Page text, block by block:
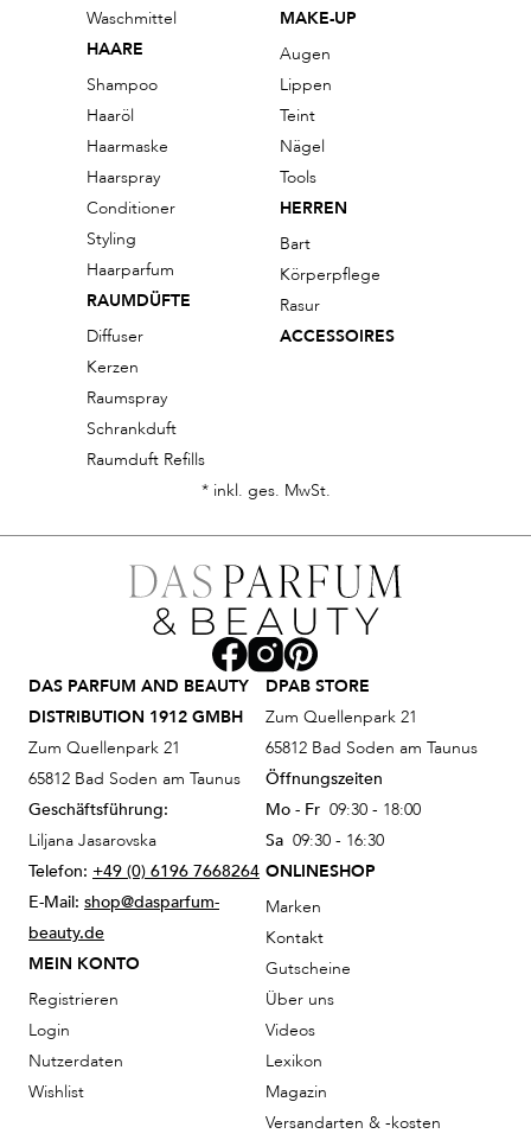
Waschmittel
HAARE
Shampoo
Haaröl
Haarmaske
Haarspray
Conditioner
Styling
Haarparfum
RAUMDÜFTE
Diffuser
Kerzen
Raumspray
Schrankduft
Raumduft Refills
MAKE-UP
Augen
Lippen
Teint
Nägel
Tools
HERREN
Bart
Körperpflege
Rasur
ACCESSOIRES
* inkl. ges. MwSt.
DAS PARFUM AND BEAUTY
DISTRIBUTION 1912 GMBH
Zum Quellenpark 21
65812 Bad Soden am Taunus
Geschäftsführung:
Liljana Jasarovska
Telefon: +49 (0) 6196 7668264
E-Mail: shop@dasparfum-
beauty.de
MEIN KONTO
Registrieren
Login
Nutzerdaten
Wishlist
DPAB STORE
Zum Quellenpark 21
65812 Bad Soden am Taunus
Öffnungszeiten
Mo - Fr 09:30 - 18:00
Sa 09:30 - 16:30
ONLINESHOP
Marken
Kontakt
Gutscheine
Über uns
Videos
Lexikon
Magazin
Versandarten & -kosten